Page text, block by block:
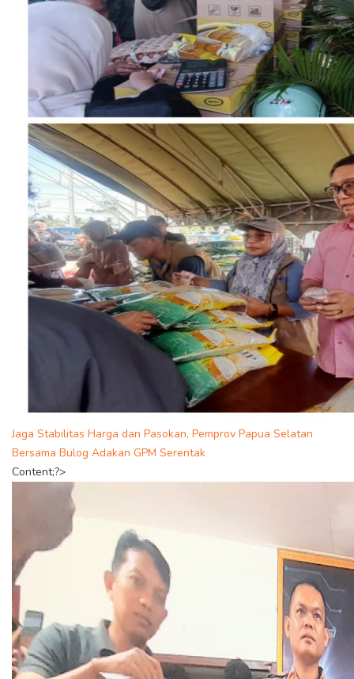
Jaga Stabilitas Harga dan Pasokan, Pemprov Papua Selatan
Bersama Bulog Adakan GPM Serentak
Content;?>